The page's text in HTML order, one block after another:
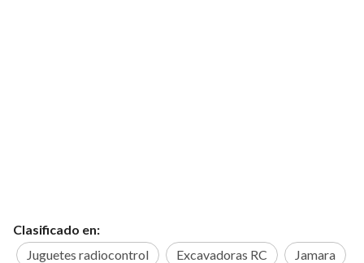
Clasificado en:
Juguetes radiocontrol
Excavadoras RC Jamara